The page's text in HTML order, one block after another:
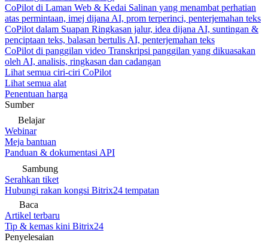
CoPilot di Laman Web & Kedai Salinan yang menambat perhatian
atas permintaan, imej dijana AI, prom terperinci, penterjemahan teks
CoPilot dalam Suapan Ringkasan jalur, idea dijana AI, suntingan &
penciptaan teks, balasan bertulis AI, penterjemahan teks
CoPilot di panggilan video Transkripsi panggilan yang dikuasakan
oleh AI, analisis, ringkasan dan cadangan
Lihat semua ciri-ciri CoPilot
Lihat semua alat
Penentuan harga
Sumber
Belajar
Webinar
Meja bantuan
Panduan & dokumentasi API
Sambung
Serahkan tiket
Hubungi rakan kongsi Bitrix24 tempatan
Baca
Artikel terbaru
Tip & kemas kini Bitrix24
Penyelesaian